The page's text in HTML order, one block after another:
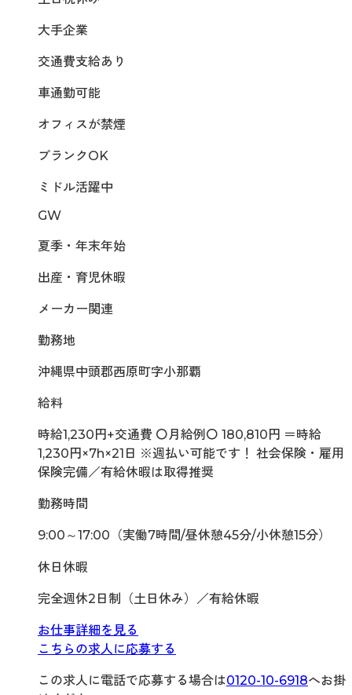
大手企業
交通費支給あり
車通勤可能
オフィスが禁煙
ブランクOK
ミドル活躍中
GW
夏季・年末年始
出産・育児休暇
メーカー関連
勤務地
沖縄県中頭郡西原町字小那覇
給料
時給1,230円+交通費 〇月給例〇 180,810円 ＝時給
1,230円×7h×21日 ※週払い可能です！ 社会保険・雇用
保険完備／有給休暇は取得推奨
勤務時間
9:00～17:00（実働7時間/昼休憩45分/小休憩15分）
休日休暇
完全週休2日制（土日休み）／有給休暇
お仕事詳細を見る
こちらの求人に応募する
この求人に電話で応募する場合は0120-10-6918へお掛